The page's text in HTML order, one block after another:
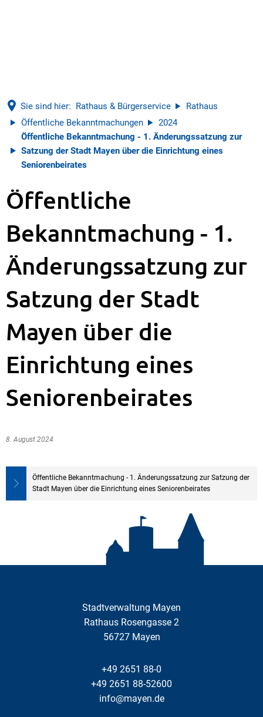
Sie sind hier: Rathaus & Bürgerservice
Rathaus
Öffentliche Bekanntmachungen
2024
Öffentliche Bekanntmachung - 1. Änderungssatzung zur
Satzung der Stadt Mayen über die Einrichtung eines
Seniorenbeirates
Öffentliche
Bekanntmachung - 1.
Änderungssatzung zur
Satzung der Stadt
Mayen über die
Einrichtung eines
Seniorenbeirates
8. August 2024
Öffentliche Bekanntmachung - 1. Änderungssatzung zur Satzung der
Stadt Mayen über die Einrichtung eines Seniorenbeirates
Stadtverwaltung Mayen
Rathaus Rosengasse 2
56727 Mayen
+49 2651 88-0
+49 2651 88-52600
info@mayen.de